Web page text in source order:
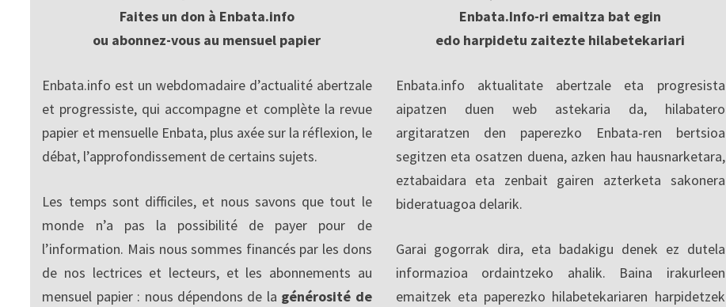
Faites un don à Enbata.info
ou abonnez-vous au mensuel papier
Enbata.info est un webdomadaire d’actualité abertzale
et progressiste, qui accompagne et complète la revue
papier et mensuelle Enbata, plus axée sur la réflexion, le
débat, l’approfondissement de certains sujets.
Les temps sont difficiles, et nous savons que tout le
monde n’a pas la possibilité de payer pour de
l’information. Mais nous sommes financés par les dons
de nos lectrices et lecteurs, et les abonnements au
mensuel papier : nous dépendons de la générosité de
Enbata.Info-ri emaitza bat egin
edo harpidetu zaitezte hilabetekariari
Enbata.info aktualitate abertzale eta progresista
aipatzen duen web astekaria da, hilabatero
argitaratzen den paperezko Enbata-ren bertsioa
segitzen eta osatzen duena, azken hau hausnarketara,
eztabaidara eta zenbait gairen azterketa sakonera
bideratuagoa delarik.
Garai gogorrak dira, eta badakigu denek ez dutela
informazioa ordaintzeko ahalik. Baina irakurleen
emaitzek eta paperezko hilabetekariaren harpidetzek